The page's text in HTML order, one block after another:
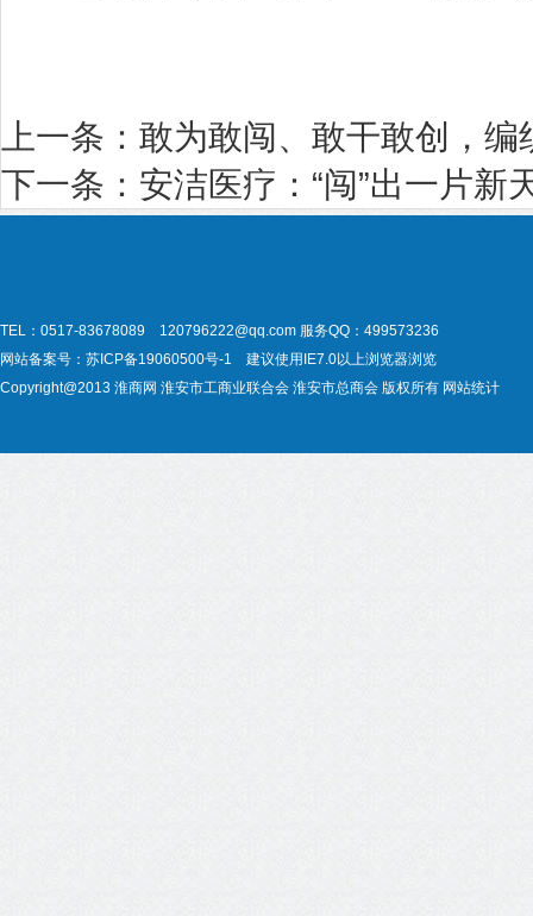
上一条： 敢为敢闯、敢干敢创，编
下一条： 安洁医疗：“闯”出一片新
TEL：0517-83678089 120796222@qq.com 服务QQ：499573236
网站备案号： 苏ICP备19060500号-1
建议使用IE7.0以上浏览器浏览
Copyright@2013 淮商网 淮安市工商业联合会 淮安市总商会 版权所有 网站统计